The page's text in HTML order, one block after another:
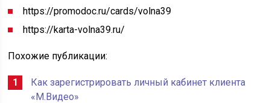
https://promodoc.ru/cards/volna39
https://karta-volna39.ru/
Похожие публикации:
Как зарегистрировать личный кабинет клиента
«М.Видео»